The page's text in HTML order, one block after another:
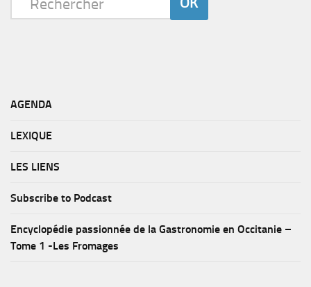
AGENDA
LEXIQUE
LES LIENS
Subscribe to Podcast
Encyclopédie passionnée de la Gastronomie en Occitanie –
Tome 1 -Les Fromages